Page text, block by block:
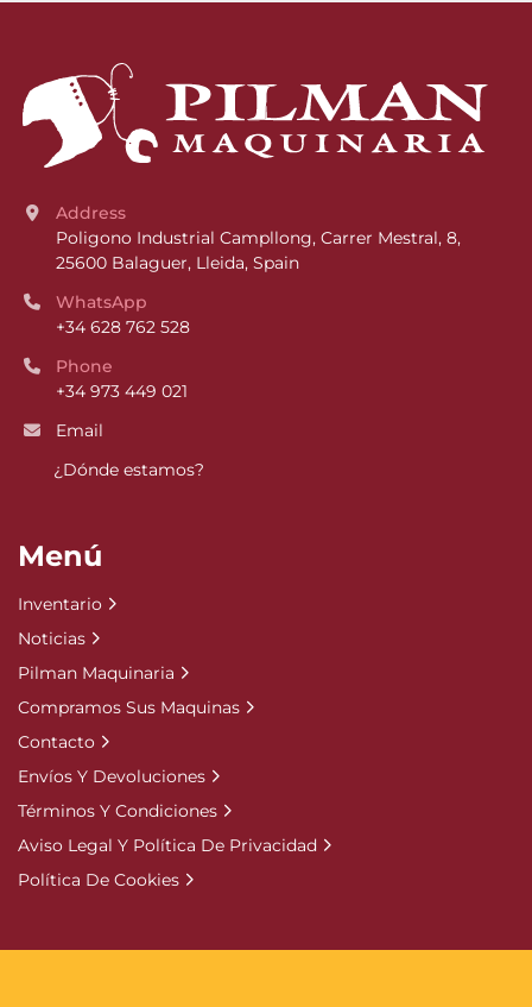
Address
Poligono Industrial Campllong, Carrer Mestral, 8,
25600 Balaguer, Lleida, Spain
WhatsApp
+34 628 762 528
Phone
+34 973 449 021
Email
¿Dónde estamos?
Menú
Inventario
Noticias
Pilman Maquinaria
Compramos Sus Maquinas
Contacto
Envíos Y Devoluciones
Términos Y Condiciones
Aviso Legal Y Política De Privacidad
Política De Cookies